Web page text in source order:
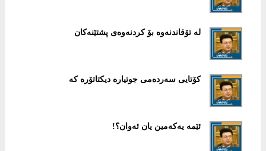
لە تۆقاندنەوە بۆ کردنەوەی پشتێنەکان
کۆتایی سەردەمی جوتیارە دیکتاتۆرە کە
ئێمە یەکەمین یان ئەوان؟!